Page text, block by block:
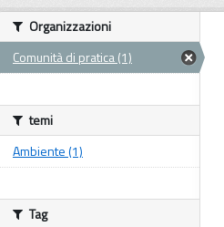
Organizzazioni
Comunità di pratica (1)
temi
Ambiente (1)
Tag